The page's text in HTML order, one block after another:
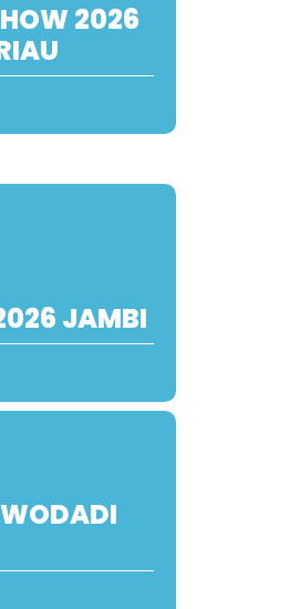
2026
JAMBI